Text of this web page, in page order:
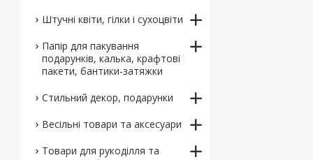
Штучні квіти, гілки і сухоцвіти
Папір для пакування
подарунків, калька, крафтові
пакети, бантики-затяжки
Стильний декор, подарунки
Весільні товари та аксесуари
Товари для рукоділля та